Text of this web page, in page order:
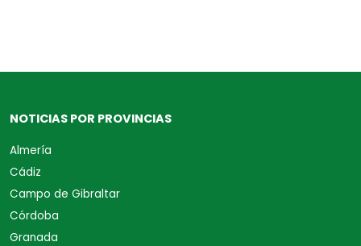
NOTICIAS POR PROVINCIAS
Almería
Cádiz
Campo de Gibraltar
Córdoba
Granada